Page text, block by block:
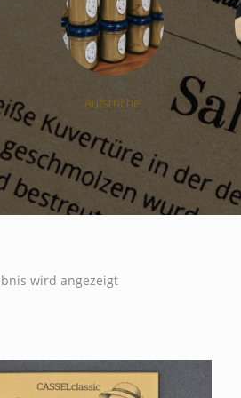
Aufstriche
wird angezeigt